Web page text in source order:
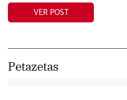
VER POST
Petazetas